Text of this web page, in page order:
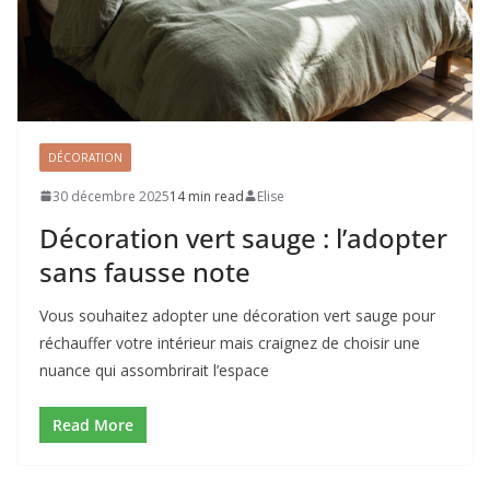
DÉCORATION
30 décembre 202514 min read Elise
Décoration vert sauge : l’adopter
sans fausse note
Vous souhaitez adopter une décoration vert sauge pour
réchauffer votre intérieur mais craignez de choisir une
nuance qui assombrirait l’espace
Read More